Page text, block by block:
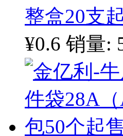
整盒20支
¥0.6 销量: